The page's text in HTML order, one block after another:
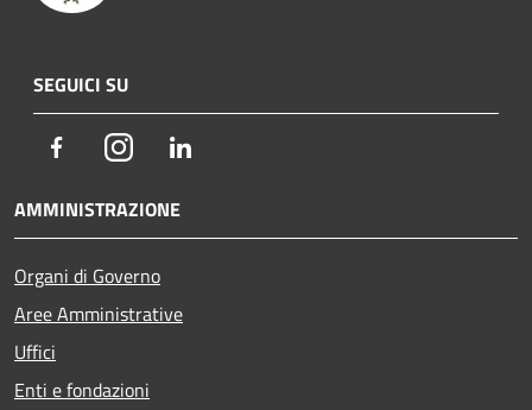
SEGUICI SU
FacebookInstagram
AMMINISTRAZIONE
Organi di Governo
Aree Amministrative
Uffici
Enti e fondazioni